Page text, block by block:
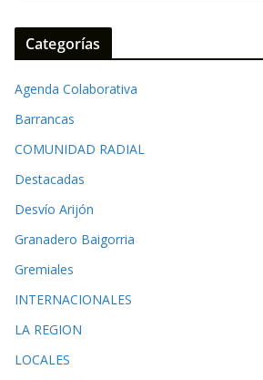
Categorías
Agenda Colaborativa
Barrancas
COMUNIDAD RADIAL
Destacadas
Desvío Arijón
Granadero Baigorria
Gremiales
INTERNACIONALES
LA REGION
LOCALES